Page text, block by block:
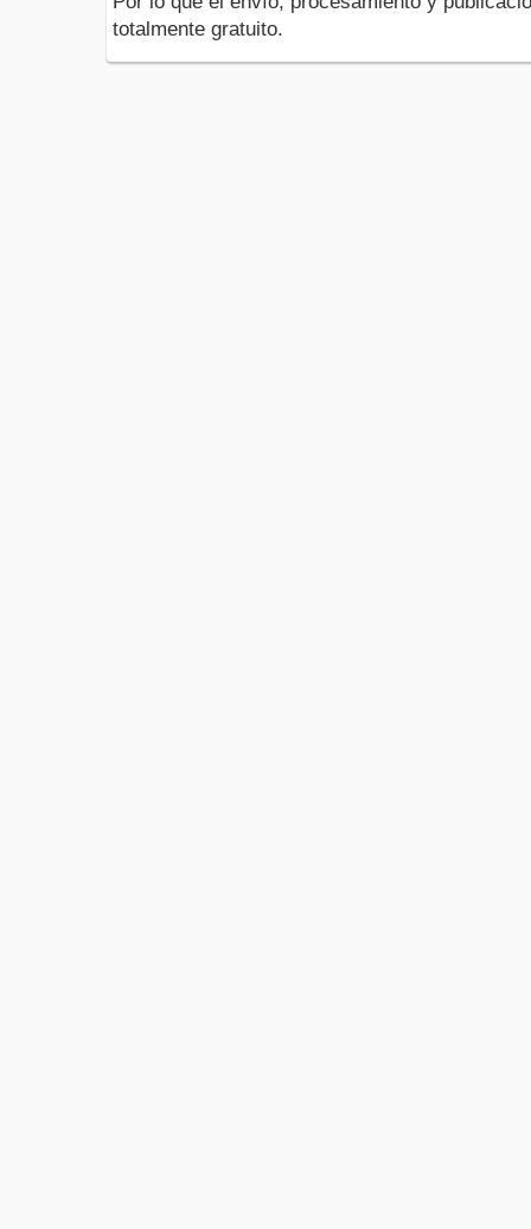
totalmente gratuito.